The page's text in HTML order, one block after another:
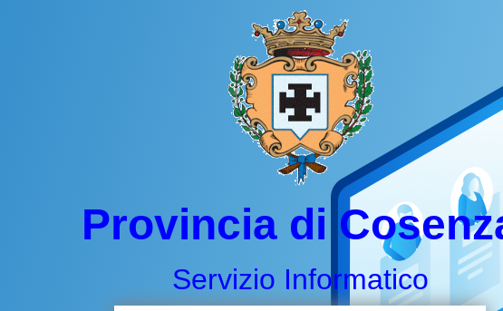
Provincia di
Servizio Informatico